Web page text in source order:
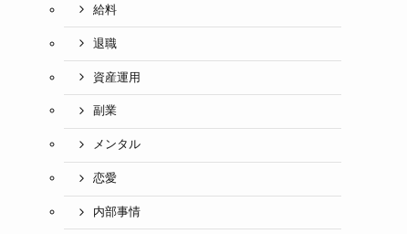
給料
退職
資産運用
副業
メンタル
恋愛
内部事情